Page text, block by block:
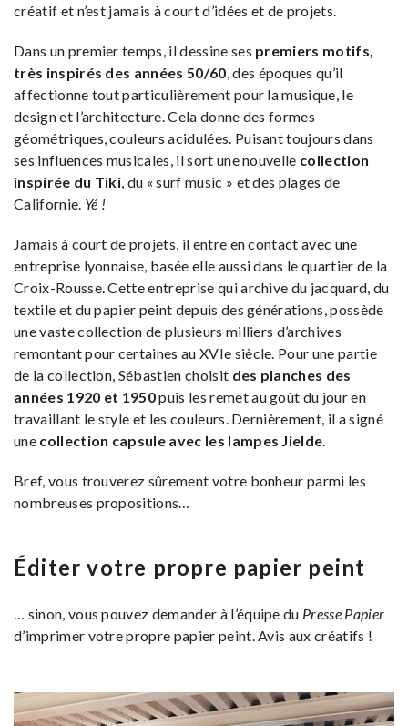
créatif et n’est jamais à court d’idées et de projets.
Dans un premier temps, il dessine ses premiers motifs,
très inspirés des années 50/60 , des époques qu’il
affectionne tout particulièrement pour la musique, le
design et l’architecture. Cela donne des formes
géométriques, couleurs acidulées. Puisant toujours dans
ses influences musicales, il sort une nouvelle collection
inspirée du Tiki , du « surf music » et des plages de
Californie. Yé !
Jamais à court de projets, il entre en contact avec une
entreprise lyonnaise, basée elle aussi dans le quartier de la
Croix-Rousse. Cette entreprise qui archive du jacquard, du
textile et du papier peint depuis des générations, possède
une vaste collection de plusieurs milliers d’archives
remontant pour certaines au XVIe siècle. Pour une partie
de la collection, Sébastien choisit des planches des
années 1920 et 1950puis les remet au goût du jour en
travaillant le style et les couleurs. Dernièrement, il a signé
une collection capsule avec les lampes Jielde
Bref, vous trouverez sûrement votre bonheur parmi les
nombreuses propositions…
Éditer votre propre papier peint
… sinon, vous pouvez demander à l’équipe du Presse Papier
d’imprimer votre propre papier peint. Avis aux créatifs !